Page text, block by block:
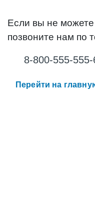
Если вы не
позвоните нам по
8-800-555-555-
Перейти на